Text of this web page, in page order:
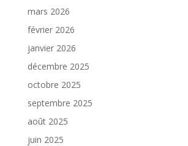
mars 2026
février 2026
janvier 2026
décembre 2025
octobre 2025
septembre 2025
août 2025
juin 2025